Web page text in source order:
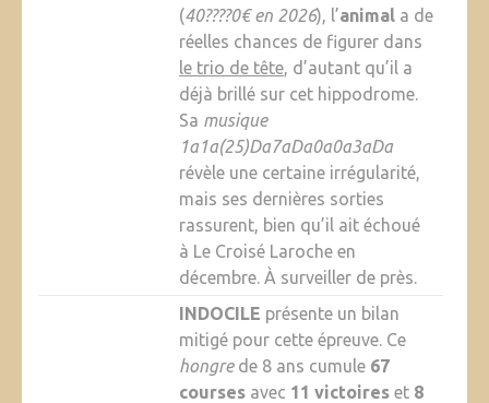
(40????0€ en 2026), l’animala de
réelles chances de figurer dans
le trio de tête, d’autant qu’il a
déjà brillé sur cet hippodrome.
Sa musique
1a1a(25)Da7aDa0a0a3aDa
révèle une certaine irrégularité,
mais ses dernières sorties
rassurent, bien qu’il ait échoué
à Le Croisé Laroche en
décembre. À surveiller de près.
INDOCILE présente un bilan
mitigé pour cette épreuve. Ce
hongrede 8 ans cumule 67
coursesavec 11 victoireset 8